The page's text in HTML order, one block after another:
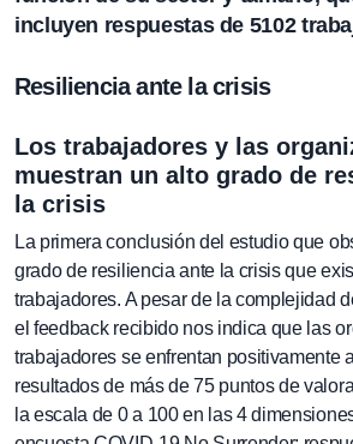
incluyen respuestas de 5102
Resiliencia ante la crisis
Los trabajadores y las
muestran un alto grado de
la crisis
La primera conclusión del estudio que
grado de resiliencia ante la crisis que
trabajadores. A pesar de la complejidad
el feedback recibido nos indica que las
trabajadores se enfrentan positivamente
resultados de más de 75 puntos de
la escala de 0 a 100 en las 4